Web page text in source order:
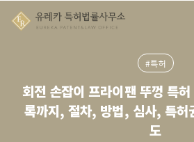
#특허
회전 손잡이 프라이팬 뚜껑 특
록까지, 절차, 방법, 심사, 특허
도